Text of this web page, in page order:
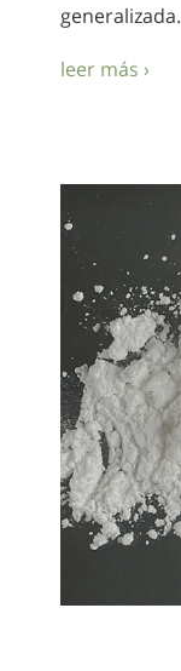
generalizada.
leer más ›